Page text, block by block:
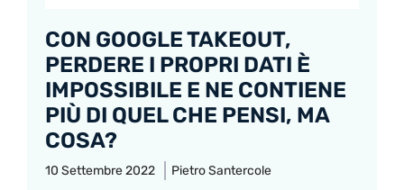
CON GOOGLE TAKEOUT,
PERDERE I PROPRI DATI È
IMPOSSIBILE E NE CONTIENE
PIÙ DI QUEL CHE PENSI, MA
COSA?
10 Settembre 2022 Pietro Santercole